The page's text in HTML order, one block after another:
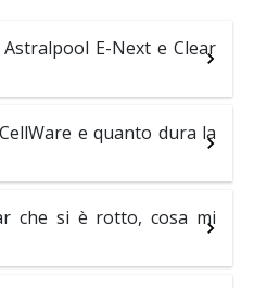
E-Next e Clear
e quanto dura la
che si è rotto, cosa mi